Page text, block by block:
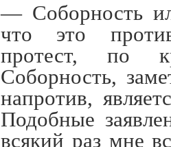
— Соборность
что это
протест, по
Соборность,
напротив,
Подобные
всякий раз мне